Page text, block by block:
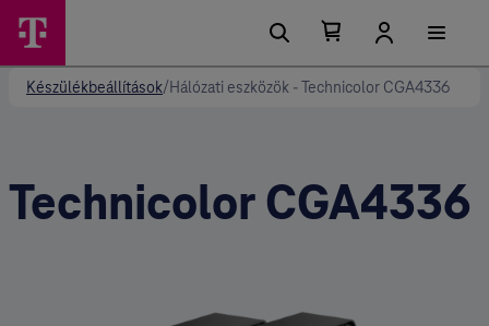
Készülékbeállítások/Hálózati eszközök - Technicolor CGA4336
Technicolor CGA4336